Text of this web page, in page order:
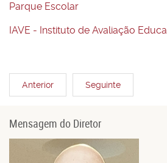
Parque Escolar
IAVE - Instituto de Avaliação
Anterior Seguinte
Mensagem do Diretor